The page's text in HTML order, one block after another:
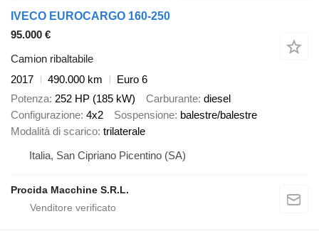
IVECO EUROCARGO 160-250
95.000 €
Camion ribaltabile
2017
490.000 km
Euro 6
Potenza 252 HP (185 kW) Carburante diesel
Configurazione 4x2 Sospensione balestre/balestre
Modalità di scarico trilaterale
Italia, San Cipriano Picentino (SA)
Procida Macchine S.R.L.